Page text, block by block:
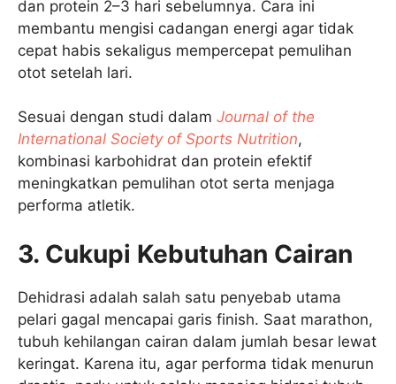
dan protein 2–3 hari sebelumnya. Cara ini
membantu mengisi cadangan energi agar tidak
cepat habis sekaligus mempercepat pemulihan
otot setelah lari.
Sesuai dengan studi dalam Journal of the
International Society of Sports Nutrition,
kombinasi karbohidrat dan protein efektif
meningkatkan pemulihan otot serta menjaga
performa atletik.
3. Cukupi Kebutuhan Cairan
Dehidrasi adalah salah satu penyebab utama
pelari gagal mencapai garis finish. Saat marathon,
tubuh kehilangan cairan dalam jumlah besar lewat
keringat. Karena itu, agar performa tidak menurun